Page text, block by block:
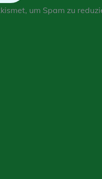
um Spam zu